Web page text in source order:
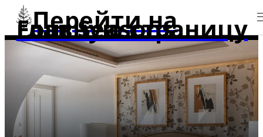
Перейти на
главную страницу Four Seasons